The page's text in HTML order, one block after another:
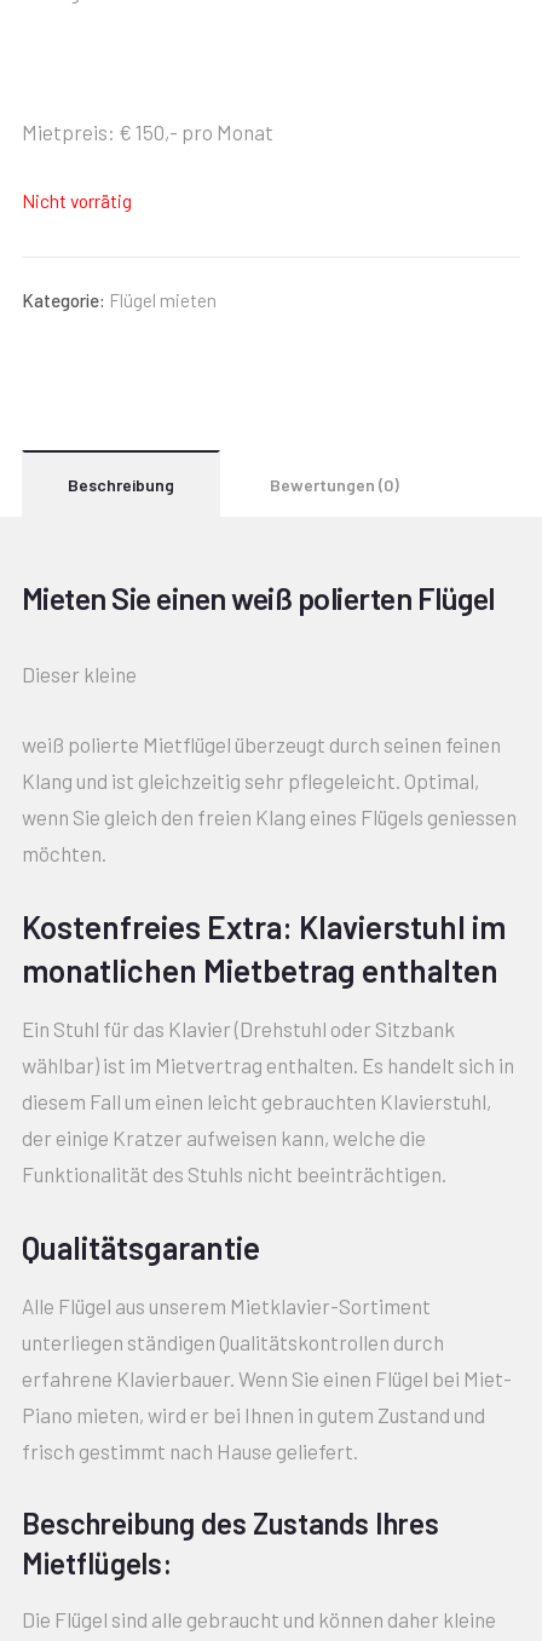
Mietpreis: € 150,- pro Monat
Nicht vorrätig
Kategorie: Flügel mieten
Beschreibung Bewertungen (0)
Mieten Sie einen weiß polierten Flügel
Dieser kleine
weiß polierte Mietflügel überzeugt durch seinen feinen
Klang und ist gleichzeitig sehr pflegeleicht. Optimal,
wenn Sie gleich den freien Klang eines Flügels geniessen
möchten.
Kostenfreies Extra: Klavierstuhl im
monatlichen Mietbetrag enthalten
Ein Stuhl für das Klavier (Drehstuhl oder Sitzbank
wählbar) ist im Mietvertrag enthalten. Es handelt sich in
diesem Fall um einen leicht gebrauchten Klavierstuhl,
der einige Kratzer aufweisen kann, welche die
Funktionalität des Stuhls nicht beeinträchtigen.
Qualitätsgarantie
Alle Flügel aus unserem Mietklavier-Sortiment
unterliegen ständigen Qualitätskontrollen durch
erfahrene Klavierbauer. Wenn Sie einen Flügel bei Miet-
Piano mieten, wird er bei Ihnen in gutem Zustand und
frisch gestimmt nach Hause geliefert.
Beschreibung des Zustands Ihres
Mietflügels:
Die Flügel sind alle gebraucht und können daher kleine